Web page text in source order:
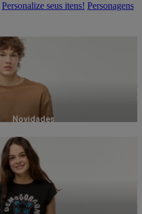
Personalize seus itens! Personagens
Novidades